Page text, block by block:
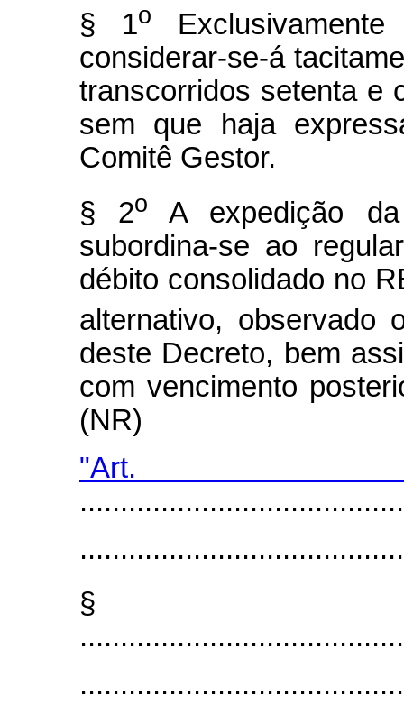
§ 1o
considerar-se-á
transcorridos setenta e
sem que haja
Comitê Gestor.
§ 2o
A expedição
subordina-se ao
débito consolidado no
alternativo, observado
deste Decreto, bem
com vencimento
(NR)
§